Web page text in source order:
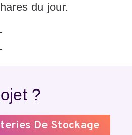
du jour.
?
De Stockage